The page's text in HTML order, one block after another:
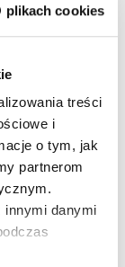
plikach cookies
treści
i
o tym, jak
partnerom
innymi danymi